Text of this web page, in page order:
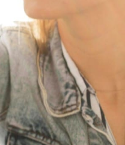
contacto, a equipa
atenciosa e
satisfeitos com
e os resultados